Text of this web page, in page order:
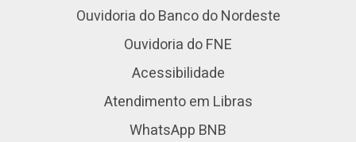
Ouvidoria do Banco do Nordeste
Ouvidoria do FNE
Acessibilidade
Atendimento em Libras
WhatsApp BNB